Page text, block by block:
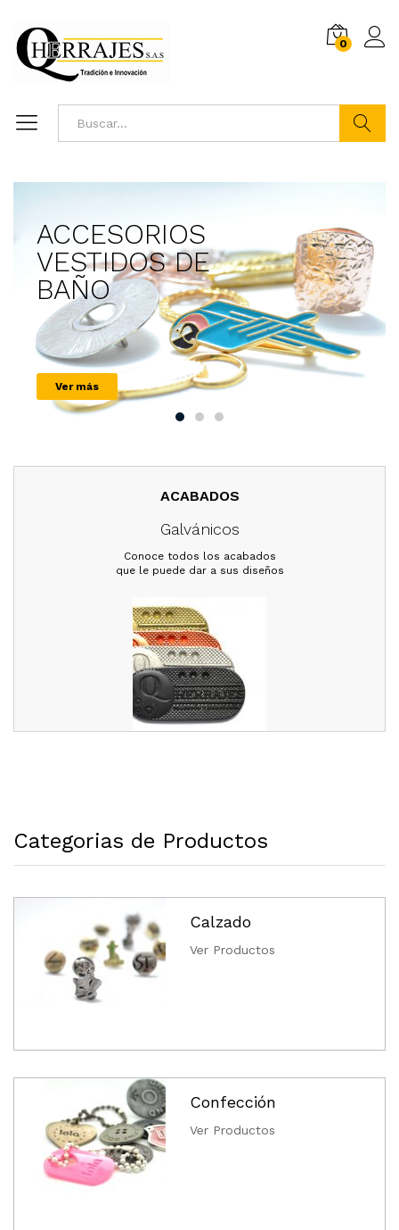
0
ACABADOS
Galvánicos
Conoce todos los acabados
que le puede dar a sus diseños
Categorias de Productos
Calzado
Ver Productos
Confección
Ver Productos